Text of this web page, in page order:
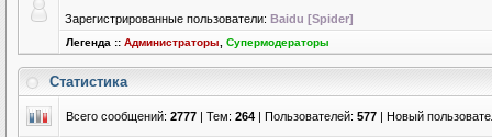
Зарегистрированные пользователи: Baidu [Spider]
Легенда :: Администраторы Супермодераторы
Статистика
Всего сообщений: 2777 | Тем: 264 | Пользователей: 577 | Новый